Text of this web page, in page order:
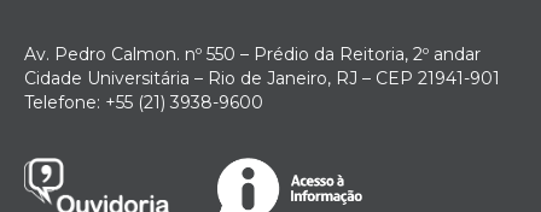
Av. Pedro Calmon. nº 550 – Prédio da Reitoria, 2º andar
Cidade Universitária – Rio de Janeiro, RJ – CEP 21941-901
Telefone: +55 (21) 3938-9600